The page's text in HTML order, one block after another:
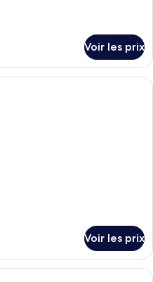
Voir les prix
Une chambre d’hôtel avec un
Voir les prix
Une chambre d’hôtel avec deux lits,